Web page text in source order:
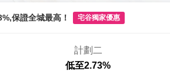
保證全城最高！ 宅谷獨家優惠
計劃二
低至2.73%